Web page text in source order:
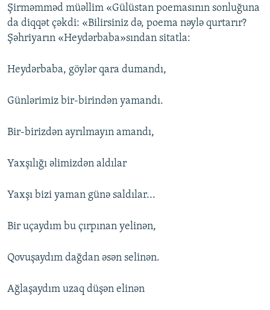
Şirməmməd müəllim «Gülüstan poemasının sonluğuna
da diqqət çəkdi: «Bilirsiniz də, poema nəylə qurtarır?
Şəhriyarın «Heydərbaba»sından sitatla:
Heydərbaba, göylər qara dumandı,
Günlərimiz bir-birindən yamandı.
Bir-birizdən ayrılmayın amandı,
Yaxşılığı əlimizdən aldılar
Yaxşı bizi yaman günə saldılar...
Bir uçaydım bu çırpınan yelinən,
Qovuşaydım dağdan əsən selinən.
Ağlaşaydım uzaq düşən elinən